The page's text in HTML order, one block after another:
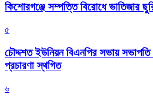
কিশোরগঞ্জে সম্পত্তি বিরোধে ভাতিজার
৫
চৌদ্দশত ইউনিয়ন বিএনপির সভায় সভাপতি
প্রচারণা স্থগিত
৬